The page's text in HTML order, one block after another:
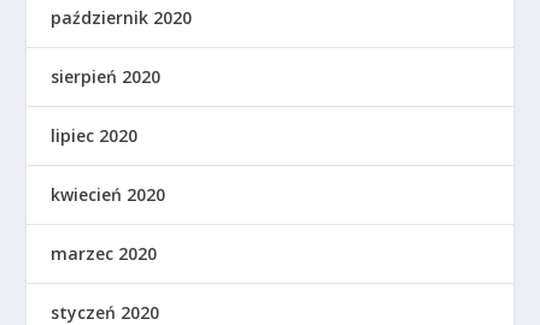
październik 2020
sierpień 2020
lipiec 2020
kwiecień 2020
marzec 2020
styczeń 2020